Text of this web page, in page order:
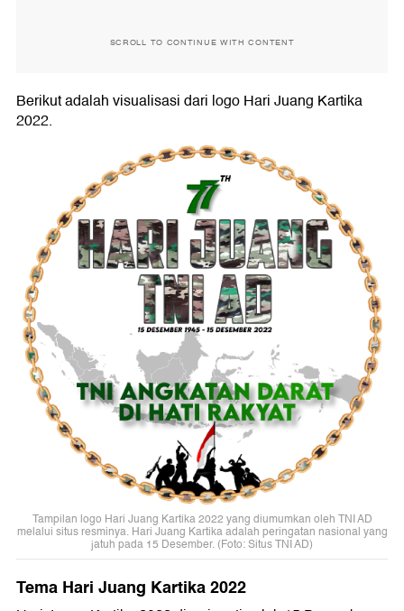
SCROLL TO CONTINUE WITH CONTENT
Berikut adalah visualisasi dari logo Hari Juang Kartika
2022.
Tampilan logo Hari Juang Kartika 2022 yang diumumkan oleh TNI AD
melalui situs resminya. Hari Juang Kartika adalah peringatan nasional yang
jatuh pada 15 Desember. (Foto: Situs TNI AD)
Tema Hari Juang Kartika 2022